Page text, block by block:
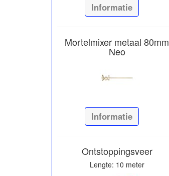
Informatie
Mortelmixer metaal 80mm
Neo
Informatie
Ontstoppingsveer
Lengte: 10 meter